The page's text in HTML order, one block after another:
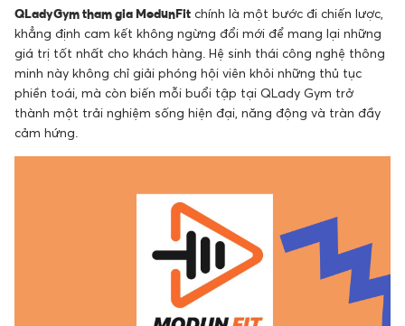
QLady Gym tham gia ModunFit chính là một bước đi chiến lược,
khẳng định cam kết không ngừng đổi mới để mang lại những
giá trị tốt nhất cho khách hàng. Hệ sinh thái công nghệ thông
minh này không chỉ giải phóng hội viên khỏi những thủ tục
phiền toái, mà còn biến mỗi buổi tập tại QLady Gym trở
thành một trải nghiệm sống hiện đại, năng động và tràn đầy
cảm hứng.